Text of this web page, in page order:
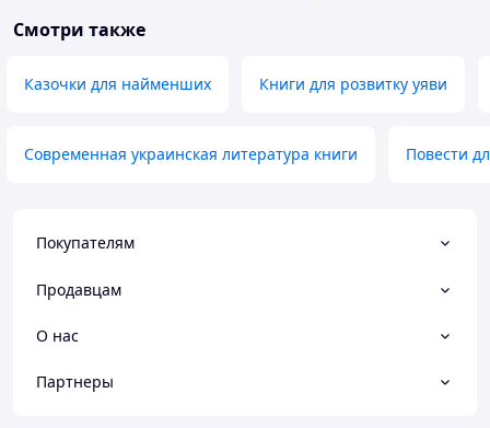
Смотри также
Казочки для найменших Книги для розвитку уяви
Современная украинская литература книги Повести
Покупателям
Продавцам
О нас
Партнеры